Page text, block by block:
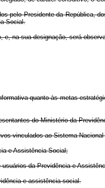
pelo Presidente da República,
Social.
na sua designação, será
quanto às metas
do Ministério da
vinculados ao Sistema
e Assistência Social;
da Previdência e
e assistência social.